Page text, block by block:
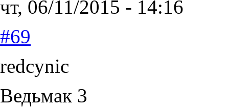
чт, 06/11/2015 - 14:16
#69
redcynic
Ведьмак 3